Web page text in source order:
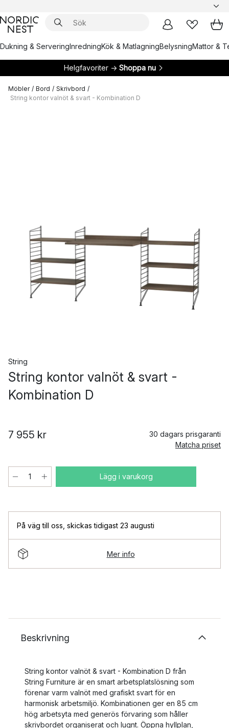
Dukning & ServeringInredningKök & MatlagningBelysningMattor &
Helgfavoriter → Shoppa nu
Möbler / Bord / Skrivbord /
String kontor valnöt & svart - Kombination D
String
String kontor valnöt & svart -
Kombination D
7 955 kr
30 dagars prisgaranti
Matcha priset
Lägg i varukorg
På väg till oss skickas tidigast 23 augusti
Mer info
Beskrivning
String kontor valnöt & svart - Kombination D från
String Furniture är en smart arbetsplatslösning som
förenar varm valnöt med grafiskt svart för en
harmonisk arbetsmiljö. Kombinationen ger en 85 cm
hög arbetsyta med generös förvaring som håller
skrivbordet organiserat och lugnt. Öppna hyllplan,